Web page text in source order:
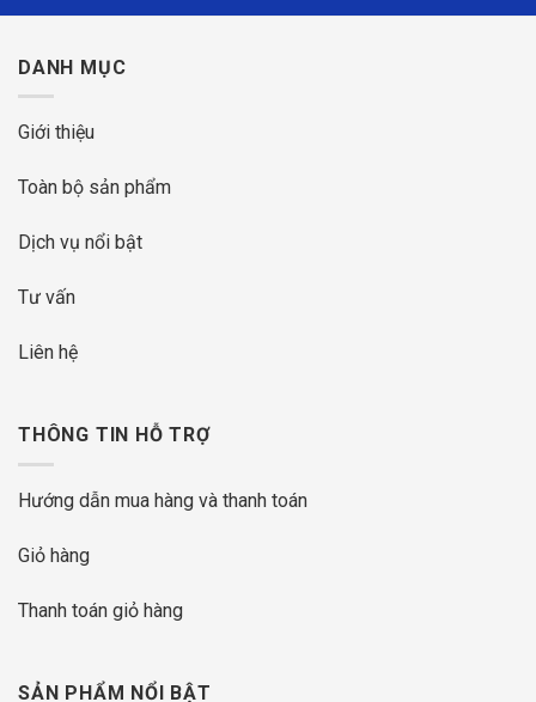
DANH MỤC
Giới thiệu
Toàn bộ sản phẩm
Dịch vụ nổi bật
Tư vấn
Liên hệ
THÔNG TIN HỖ TRỢ
Hướng dẫn mua hàng và thanh toán
Giỏ hàng
Thanh toán giỏ hàng
SẢN PHẨM NỔI BẬT